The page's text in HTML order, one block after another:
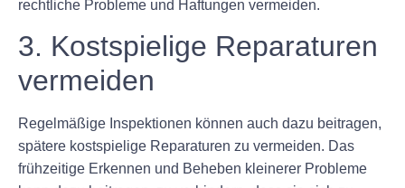
rechtliche Probleme und Haftungen vermeiden.
3. Kostspielige Reparaturen
vermeiden
Regelmäßige Inspektionen können auch dazu beitragen,
spätere kostspielige Reparaturen zu vermeiden. Das
frühzeitige Erkennen und Beheben kleinerer Probleme